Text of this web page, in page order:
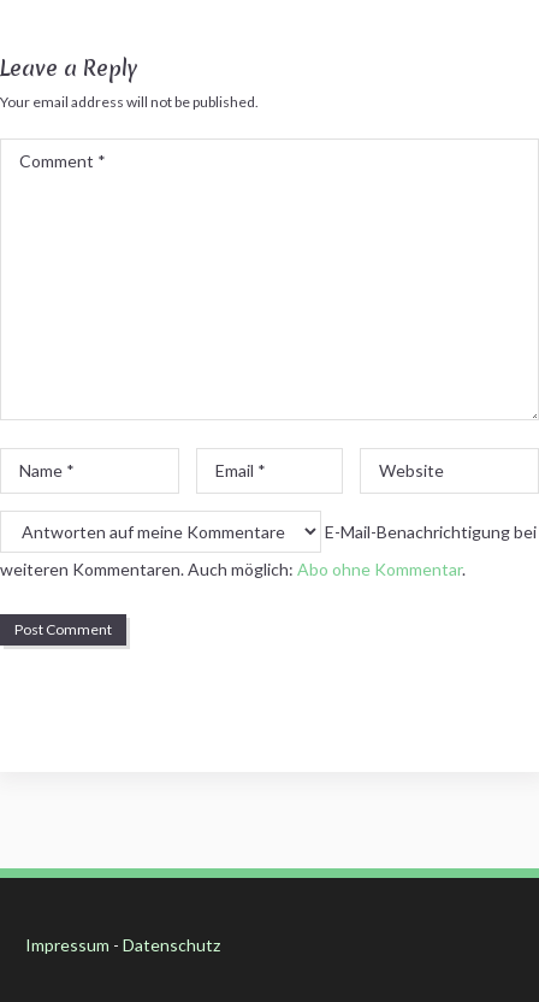
Leave a Reply
Your email address will not be published.
Comment
Name
*
Email
*
Website
E-Mail-Benachrichtigung bei
weiteren Kommentaren. Auch möglich: Abo ohne Kommentar.
Impressum - Datenschutz